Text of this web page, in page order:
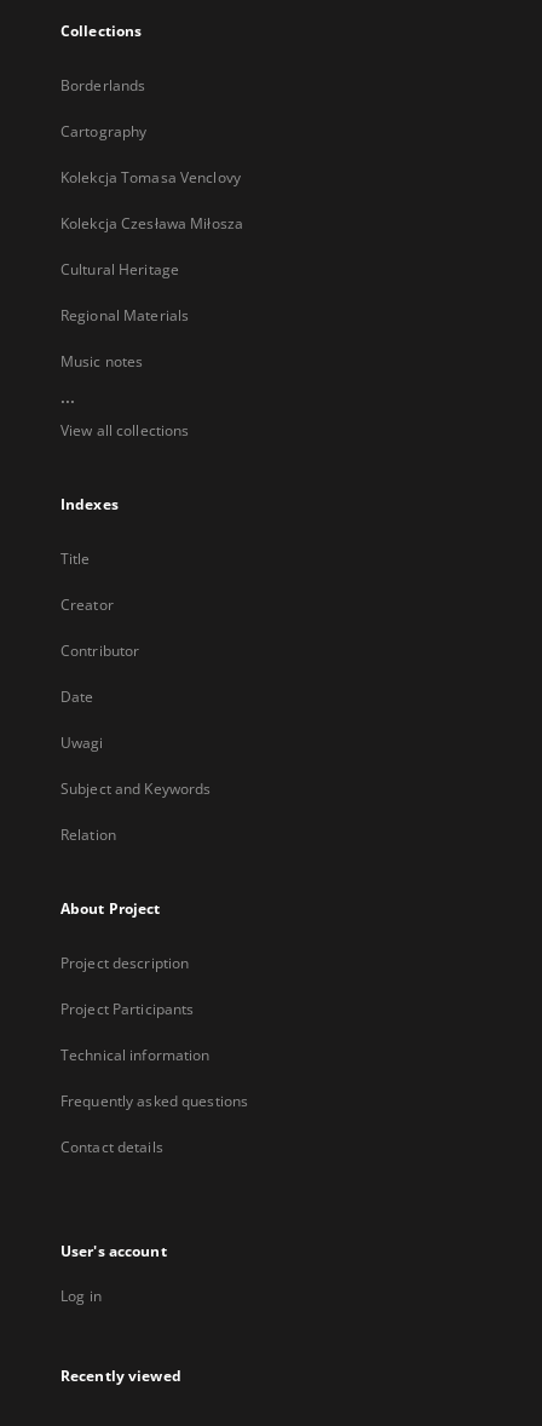
Collections
Borderlands
Cartography
Kolekcja Tomasa Venclovy
Kolekcja Czesława Miłosza
Cultural Heritage
Regional Materials
Music notes
...
View all collections
Indexes
Title
Creator
Contributor
Date
Uwagi
Subject and Keywords
Relation
About Project
Project description
Project Participants
Technical information
Frequently asked questions
Contact details
User's account
Log in
Recently viewed